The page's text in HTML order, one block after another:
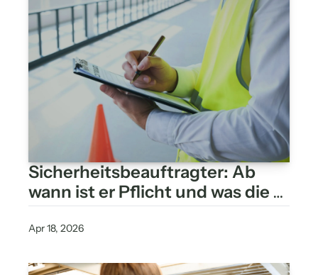
Sicherheitsbeauftragter: Ab
wann ist er Pflicht und was die
Gefährdungsbeurteilung
wirklich entscheidet
Apr 18, 2026